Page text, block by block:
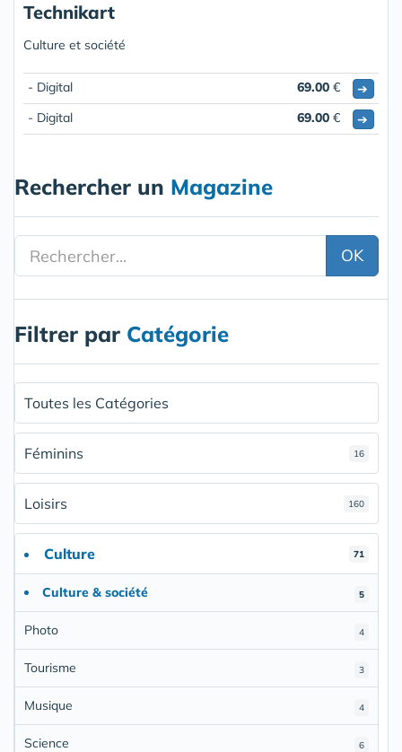
Technikart
Culture et société
- Digital 69.00 €
➔
- Digital
69.00 € ➔
Rechercher un Magazine
OK
Filtrer par Catégorie
Toutes les Catégories
Féminins 16
Loisirs 160
Culture 71
Culture & société 5
Photo 4
Tourisme 3
Musique 4
Science 6